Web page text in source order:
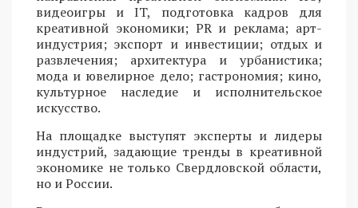
видеоигры и IT, подготовка кадров для
креативной экономики; PR и реклама; арт-
индустрия; экспорт и инвестиции; отдых и
развлечения; архитектура и урбанистика;
мода и ювелирное дело; гастрономия; кино,
культурное наследие и исполнительское
искусство.
На площадке выступят эксперты и лидеры
индустрий, задающие тренды в креативной
экономике не только Свердловской области,
но и России.